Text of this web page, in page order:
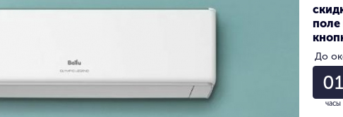
СКИДКА ПО
До
01
часы